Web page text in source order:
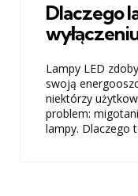
Dlaczego
Lampy LED
swoją
niektórzy
problem:
lampy. Dlaczego